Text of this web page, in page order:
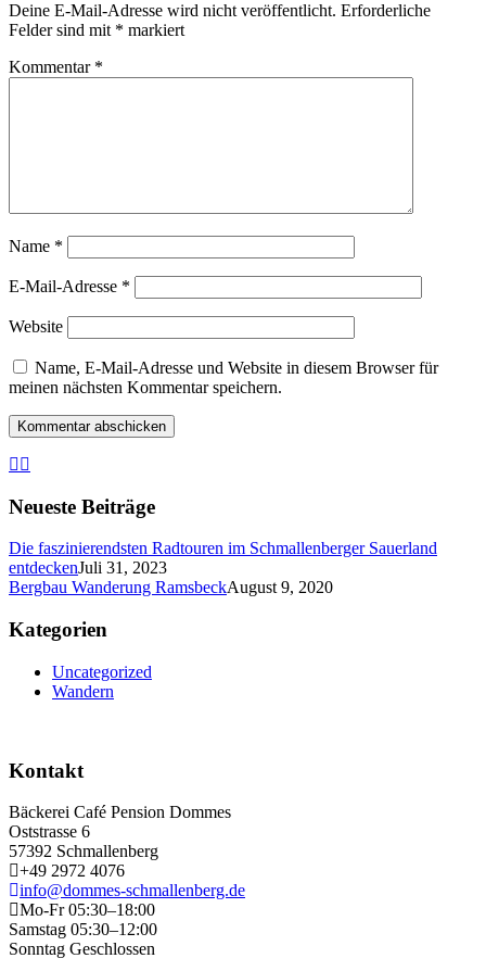
Deine E-Mail-Adresse wird nicht veröffentlicht. Erforderliche
Felder sind mit * markiert
Kommentar *
Name *
E-Mail-Adresse *
Website
Name, E-Mail-Adresse und Website in diesem Browser für
meinen nächsten Kommentar speichern.
Neueste Beiträge
Die faszinierendsten Radtouren im Schmallenberger Sauerland
entdeckenJuli 31, 2023
Bergbau Wanderung RamsbeckAugust 9, 2020
Kategorien
Uncategorized
Wandern
Kontakt
Bäckerei Café Pension Dommes
Oststrasse 6
57392 Schmallenberg
+49 2972 4076
info@dommes-schmallenberg.de
Mo-Fr 05:30–18:00
Samstag 05:30–12:00
Sonntag Geschlossen